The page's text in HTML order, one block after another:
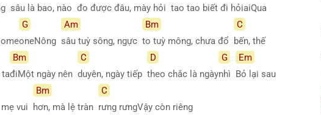
sâu là bao, nào đo được đâu, mày hỏi tao tao biết đi hỏiaiQua
G
oneNông
Am
sâu tuỳ sông, ngực
Bm
to tuỳ mông, chưa đổ
C
bến, thế
Bm
điMột ngày nên
C
duyên, ngày tiếp
D
theo chắc là ngày
G
nhì
Em
Bỏ lại sau
vui
Bm
hơn, mà lệ tràn
C
rưng rưngVậy còn riêng